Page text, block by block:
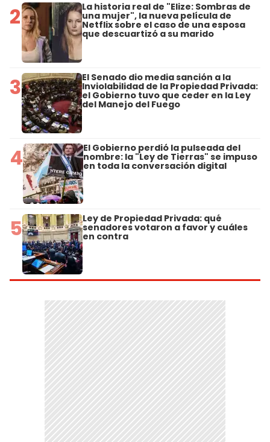
2 La historia real de "Elize: Sombras de
una mujer", la nueva película de
Netflix sobre el caso de una esposa
que descuartizó a su marido
3 El Senado dio media sanción a la
Inviolabilidad de la Propiedad Privada:
el Gobierno tuvo que ceder en la Ley
del Manejo del Fuego
4 El Gobierno perdió la pulseada del
nombre: la "Ley de Tierras" se impuso
en toda la conversación digital
5 Ley de Propiedad Privada: qué
senadores votaron a favor y cuáles
en contra